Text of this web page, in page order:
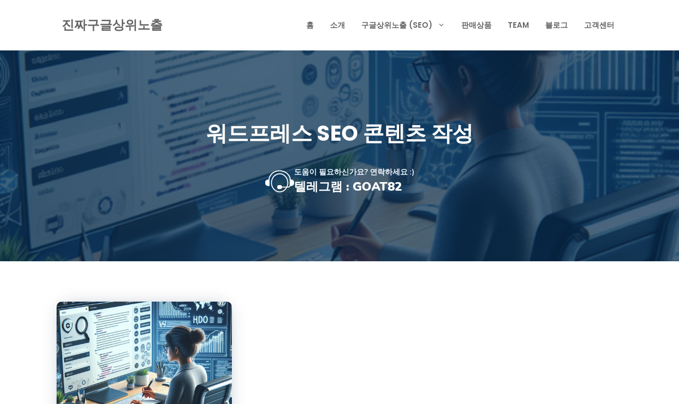
건
너
뛰
기
진짜구글상위노출 홈 소개 구글상위노출 (SEO) 판매상품 TEAM 블로그 고객센터
워드프레스 SEO 콘텐츠 작성
도움이 필요하신가요? 연락하세요 :)
텔레그램 : GOAT82